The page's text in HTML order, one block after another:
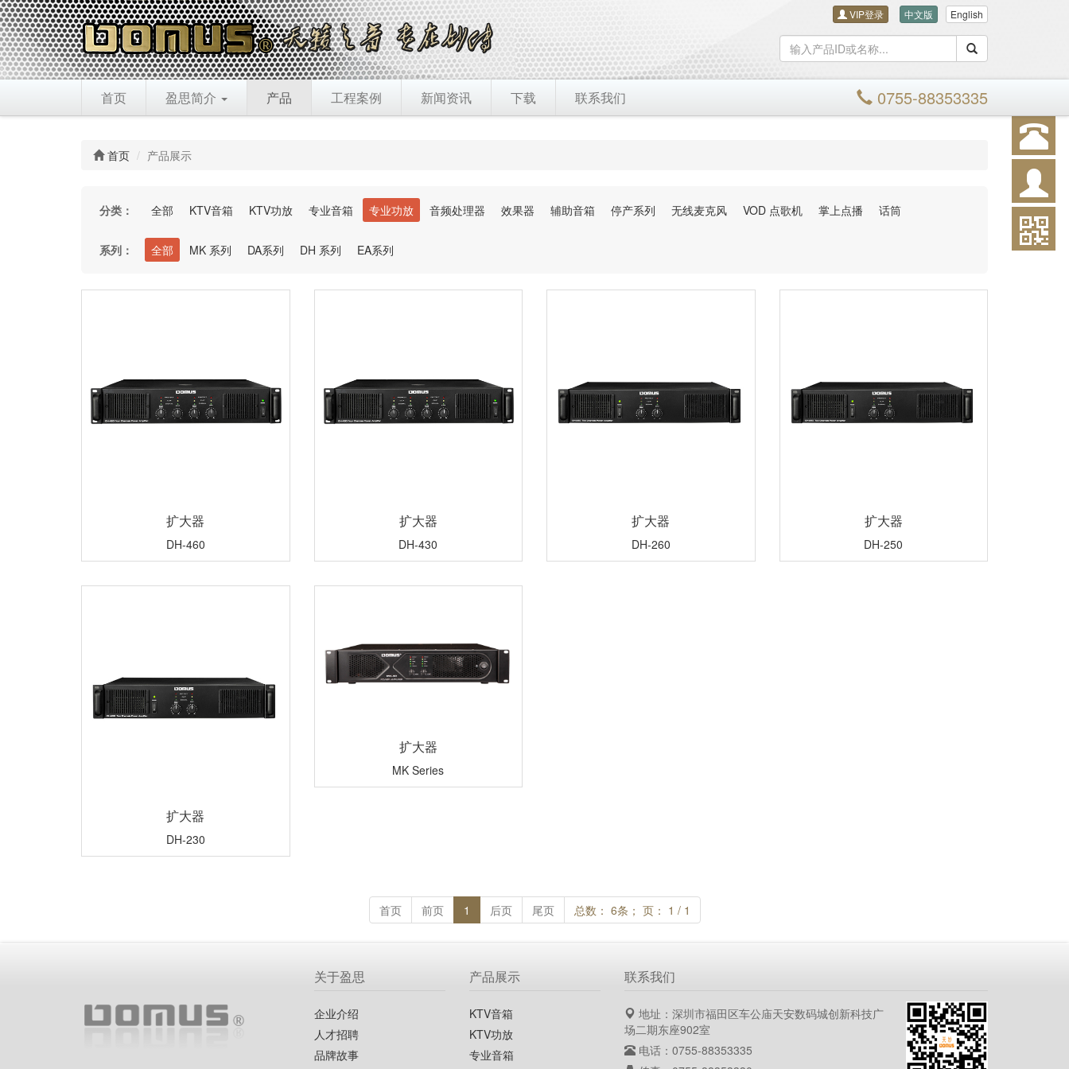
VIP登录 中文版 English
搜索
0755-88353335
首页 盈思简介 产品 工程案例 新闻资讯 下载 联系我们
首页 产品展示
分类： 全部 KTV音箱 KTV功放 专业音箱 专业功放 音频处理器 效果器 辅助音箱 停产系列 无线麦克风 VOD 点歌机 掌上点播 话筒
系列： 全部 MK 系列 DA系列 DH 系列 EA系列
扩大器
DH-460
扩大器
DH-430
扩大器
DH-260
扩大器
DH-250
扩大器
DH-230
扩大器
MK Series
首页 前页 1 后页 尾页 总数： 6条； 页： 1 / 1
关于盈思
企业介绍
人才招聘
品牌故事
产品展示
KTV音箱
KTV功放
专业音箱
联系我们
地址：深圳市福田区车公庙天安数码城创新科技广
场二期东座902室
电话：0755-88353335